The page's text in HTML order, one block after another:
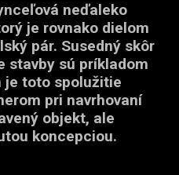
neďaleko
je rovnako dielom
pár. Susedný skôr
stavby sú príkladom
je toto spolužitie
pri navrhovaní
objekt, ale
koncepciou.